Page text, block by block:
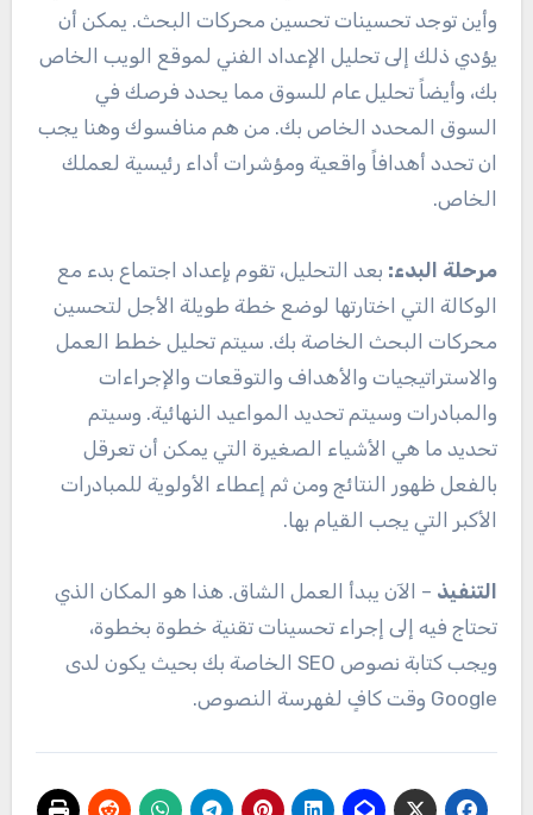
وأين توجد تحسينات تحسين محركات البحث. يمكن أن
يؤدي ذلك إلى تحليل الإعداد الفني لموقع الويب الخاص
بك، وأيضاً تحليل عام للسوق مما يحدد فرصك في
السوق المحدد الخاص بك. من هم منافسوك وهنا يجب
ان تحدد أهدافاً واقعية ومؤشرات أداء رئيسية لعملك
الخاص.
مرحلة البدء: بعد التحليل، تقوم بإعداد اجتماع بدء مع
الوكالة التي اختارتها لوضع خطة طويلة الأجل لتحسين
محركات البحث الخاصة بك. سيتم تحليل خطط العمل
والاستراتيجيات والأهداف والتوقعات والإجراءات
والمبادرات وسيتم تحديد المواعيد النهائية. وسيتم
تحديد ما هي الأشياء الصغيرة التي يمكن أن تعرقل
بالفعل ظهور النتائج ومن ثم إعطاء الأولوية للمبادرات
الأكبر التي يجب القيام بها.
التنفيذ – الآن يبدأ العمل الشاق. هذا هو المكان الذي
تحتاج فيه إلى إجراء تحسينات تقنية خطوة بخطوة،
ويجب كتابة نصوص SEO الخاصة بك بحيث يكون لدى
Google وقت كافٍ لفهرسة النصوص.